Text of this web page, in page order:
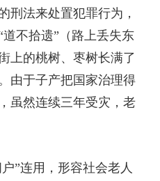
刑法来处置犯罪行为，
不拾遗”（路上丢失东
上的桃树、枣树长满了
由于子产把国家治理得
虽然连续三年受灾，老
”连用，形容社会老人